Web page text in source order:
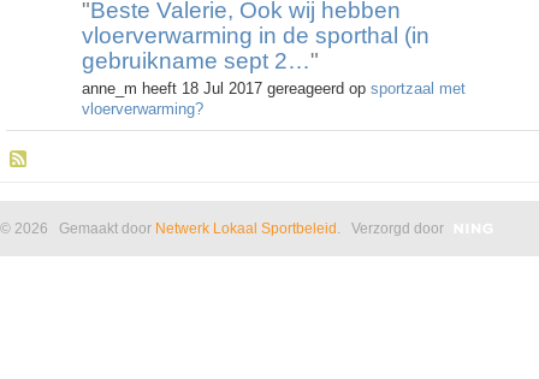
"Beste Valerie, Ook wij hebben
vloerverwarming in de sporthal (in
gebruikname sept 2…"
anne_m heeft 18 Jul 2017 gereageerd op sportzaal met
vloerverwarming?
© 2026 Gemaakt door Netwerk Lokaal Sportbeleid . Verzorgd door